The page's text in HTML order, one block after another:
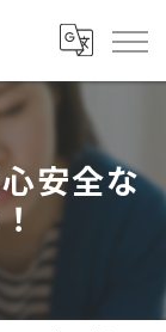
安全な